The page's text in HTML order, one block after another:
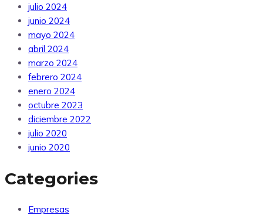
julio 2024
junio 2024
mayo 2024
abril 2024
marzo 2024
febrero 2024
enero 2024
octubre 2023
diciembre 2022
julio 2020
junio 2020
Categories
Empresas